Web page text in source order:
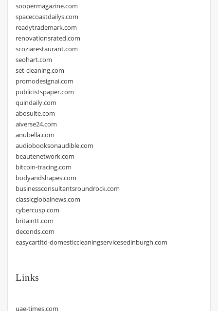
soopermagazine.com
spacecoastdailys.com
readytrademark.com
renovationsrated.com
scoziarestaurant.com
seohart.com
set-cleaning.com
promodesignai.com
publicistspaper.com
quindaily.com
abosulte.com
aiverse24.com
anubella.com
audiobooksonaudible.com
beautenetwork.com
bitcoin-tracing.com
bodyandshapes.com
businessconsultantsroundrock.com
classicglobalnews.com
cybercusp.com
britaintt.com
deconds.com
easycartltd-domesticcleaningservicesedinburgh.com
Links
uae-times.com